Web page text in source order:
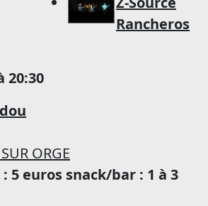
Rancheros
20:30
ORGE
5 euros snack/bar : 1 à 3